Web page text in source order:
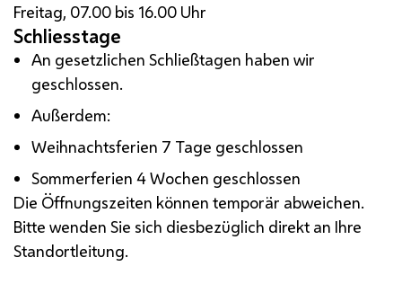
Freitag, 07.00 bis 16.00 Uhr
Schliesstage
An gesetzlichen Schließtagen haben wir
geschlossen.
Außerdem:
Weihnachtsferien 7 Tage geschlossen
Sommerferien 4 Wochen geschlossen
Die Öffnungszeiten können temporär abweichen.
Bitte wenden Sie sich diesbezüglich direkt an Ihre
Standortleitung.